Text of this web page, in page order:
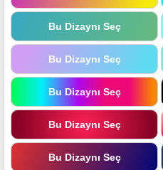
Bu Dizaynı Seç
Bu Dizaynı Seç
Bu Dizaynı Seç
Bu Dizaynı Seç
Bu Dizaynı Seç